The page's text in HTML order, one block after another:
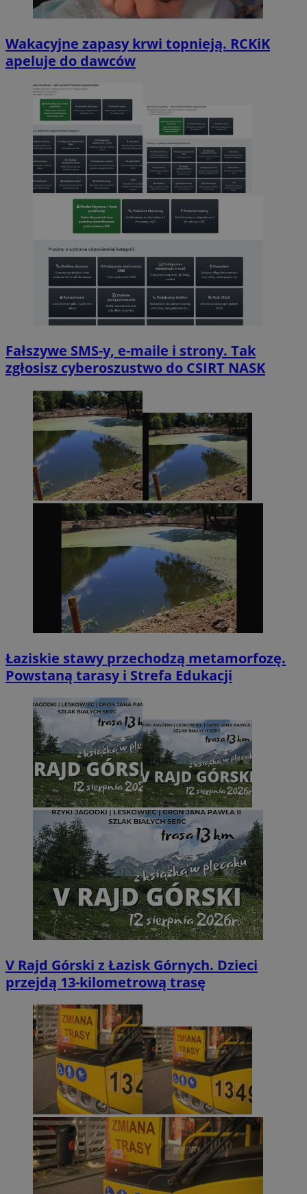
Wakacyjne zapasy krwi topnieją. RCKiK
apeluje do dawców
Fałszywe SMS-y, e-maile i strony. Tak
zgłosisz cyberoszustwo do CSIRT NASK
Łaziskie stawy przechodzą metamorfozę.
Powstaną tarasy i Strefa Edukacji
V Rajd Górski z Łazisk Górnych. Dzieci
przejdą 13-kilometrową trasę